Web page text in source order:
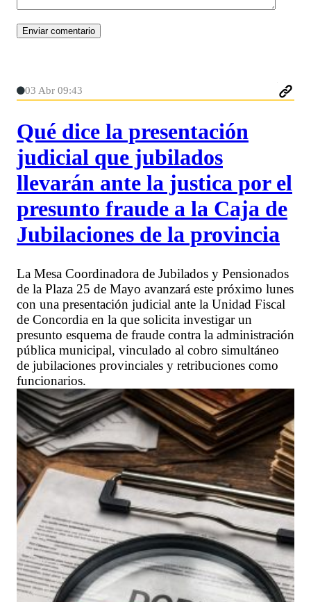
03 Abr 09:43
Qué dice la presentación
judicial que jubilados
llevarán ante la justica por el
presunto fraude a la Caja de
Jubilaciones de la provincia
La Mesa Coordinadora de Jubilados y Pensionados
de la Plaza 25 de Mayo avanzará este próximo lunes
con una presentación judicial ante la Unidad Fiscal
de Concordia en la que solicita investigar un
presunto esquema de fraude contra la administración
pública municipal, vinculado al cobro simultáneo
de jubilaciones provinciales y retribuciones como
funcionarios.